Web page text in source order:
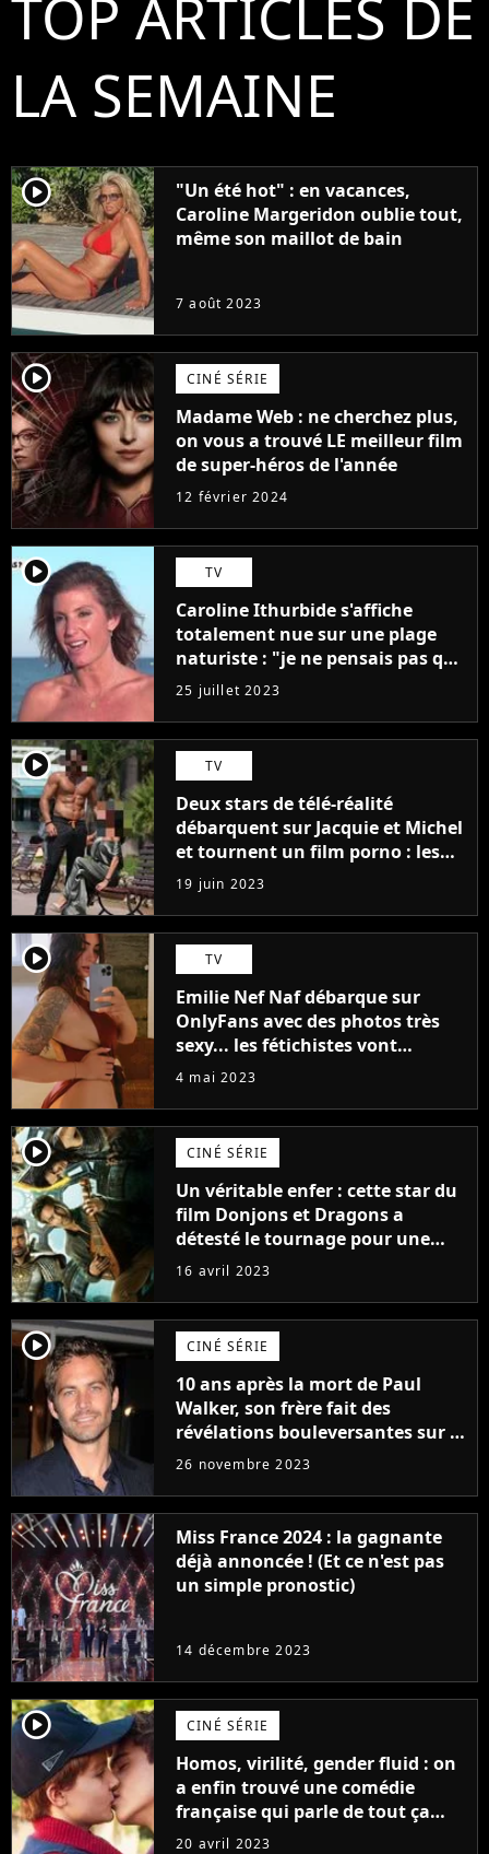
TOP ARTICLES DE
LA SEMAINE
player2
"Un été hot" : en vacances,
Caroline Margeridon oublie tout,
même son maillot de bain
7 août 2023
player2 CINÉ SÉRIE
Madame Web : ne cherchez plus,
on vous a trouvé LE meilleur film
de super-héros de l'année
12 février 2024
player2 TV
Caroline Ithurbide s'affiche
totalement nue sur une plage
naturiste : "je ne pensais pas que
j'arriverais à le faire..."
25 juillet 2023
player2 TV
Deux stars de télé-réalité
débarquent sur Jacquie et Michel
et tournent un film porno : les
premières images du tournage
(exclu)
19 juin 2023
player2 TV
Emilie Nef Naf débarque sur
OnlyFans avec des photos très
sexy... les fétichistes vont
prendre leur pied !
4 mai 2023
player2 CINÉ SÉRIE
Un véritable enfer : cette star du
film Donjons et Dragons a
détesté le tournage pour une
raison très spéciale
16 avril 2023
player2 CINÉ SÉRIE
10 ans après la mort de Paul
Walker, son frère fait des
révélations bouleversantes sur la
réaction des acteurs de Fast and
26 novembre 2023
Miss France 2024 : la gagnante
déjà annoncée ! (Et ce n'est pas
un simple pronostic)
14 décembre 2023
player2 CINÉ SÉRIE
Homos, virilité, gender fluid : on
a enfin trouvé une comédie
française qui parle de tout ça
sans être super ringarde
20 avril 2023